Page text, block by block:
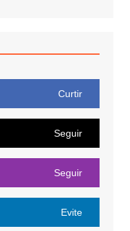
Curtir
Seguir
Seguir
Evite